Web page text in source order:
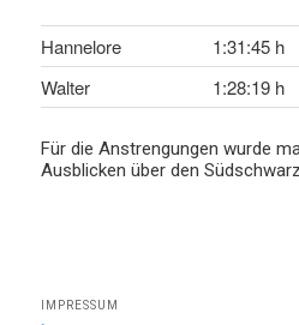
Hannelore 1:31:45 h
Walter
1:28:19 h
Für die Anstrengungen wurde
Ausblicken über den
IMPRESSUM